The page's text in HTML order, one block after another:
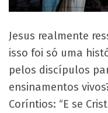
Jesus realmente
isso foi só uma
pelos discípulos
ensinamentos
Coríntios: “E se